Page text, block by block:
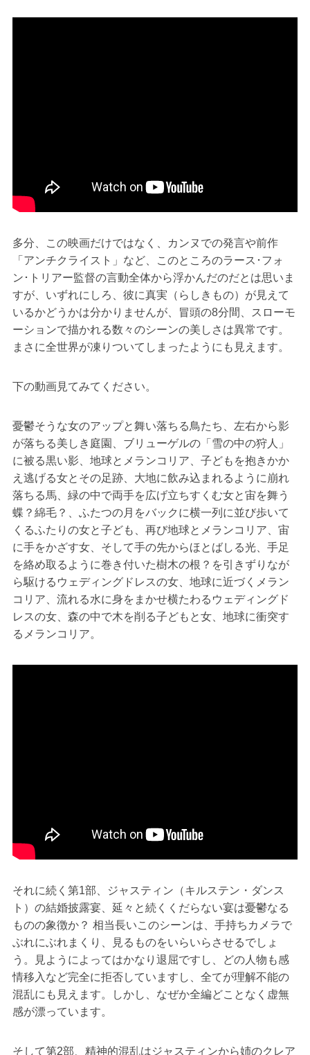
多分、この映画だけではなく、カンヌでの発言や前作
「アンチクライスト」など、このところのラース･フォ
ン･トリアー監督の言動全体から浮かんだのだとは思いま
すが、いずれにしろ、彼に真実（らしきもの）が見えて
いるかどうかは分かりませんが、冒頭の8分間、スローモ
ーションで描かれる数々のシーンの美しさは異常です。
まさに全世界が凍りついてしまったようにも見えます。
下の動画見てみてください。
憂鬱そうな女のアップと舞い落ちる鳥たち、左右から影
が落ちる美しき庭園、ブリューゲルの「雪の中の狩人」
に被る黒い影、地球とメランコリア、子どもを抱きかか
え逃げる女とその足跡、大地に飲み込まれるように崩れ
落ちる馬、緑の中で両手を広げ立ちすくむ女と宙を舞う
蝶？綿毛？、ふたつの月をバックに横一列に並び歩いて
くるふたりの女と子ども、再び地球とメランコリア、宙
に手をかざす女、そして手の先からほとばしる光、手足
を絡め取るように巻き付いた樹木の根？を引きずりなが
ら駆けるウェディングドレスの女、地球に近づくメラン
コリア、流れる水に身をまかせ横たわるウェディングド
レスの女、森の中で木を削る子どもと女、地球に衝突す
るメランコリア。
それに続く第1部、ジャスティン（キルステン・ダンス
ト）の結婚披露宴、延々と続くくだらない宴は憂鬱なる
ものの象徴か？ 相当長いこのシーンは、手持ちカメラで
ぶれにぶれまくり、見るものをいらいらさせるでしょ
う。見ようによってはかなり退屈ですし、どの人物も感
情移入など完全に拒否していますし、全てが理解不能の
混乱にも見えます。しかし、なぜか全編どことなく虚無
感が漂っています。
そして第2部、精神的混乱はジャスティンから姉のクレア